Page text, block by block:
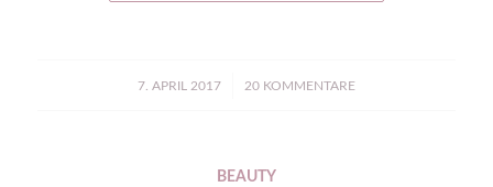
7. APRIL 2017
/ 20 KOMMENTARE
BEAUTY